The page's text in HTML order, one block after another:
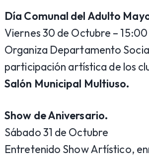
Día Comunal del Adulto
Viernes 30 de Octubre – 15:00
Organiza Departamento
participación artística de los
Salón Municipal Multiuso.
Show de Aniversario.
Sábado 31 de Octubre
Entretenido Show Artístico,